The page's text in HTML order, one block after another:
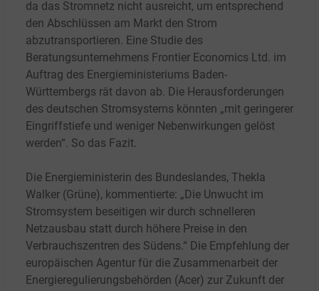
da das Stromnetz nicht ausreicht, um entsprechend
den Abschlüssen am Markt den Strom
abzutransportieren. Eine Studie des
Beratungsunternehmens Frontier Economics Ltd. im
Auftrag des Energieministeriums Baden-
Württembergs rät davon ab. Die Herausforderungen
des deutschen Stromsystems könnten „mit geringerer
Eingriffstiefe und weniger Nebenwirkungen gelöst
werden“. So das Fazit.
Die Energieministerin des Bundeslandes, Thekla
Walker (Grüne), kommentierte: „Die Unwucht im
Stromsystem beseitigen wir durch schnelleren
Netzausbau statt durch höhere Preise in den
Verbrauchszentren des Südens.“ Die Empfehlung der
europäischen Agentur für die Zusammenarbeit der
Energieregulierungsbehörden (Acer) zur Zukunft der